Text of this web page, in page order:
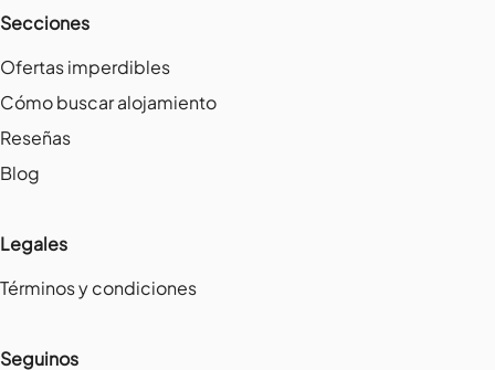
Secciones
Ofertas imperdibles
Cómo buscar alojamiento
Reseñas
Blog
Legales
Términos y condiciones
Seguinos